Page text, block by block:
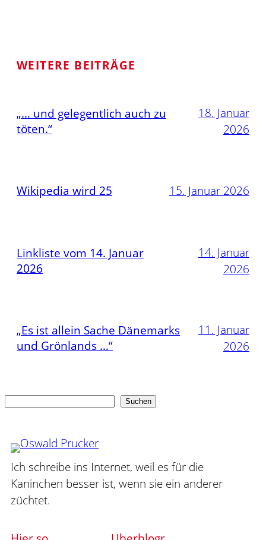
WEITERE BEITRÄGE
„… und gelegentlich auch zu
töten.“
18. Januar
2026
Wikipedia wird 25 15. Januar 2026
Linkliste vom 14. Januar
2026
14. Januar
2026
„Es ist allein Sache Dänemarks
und Grönlands …“
11. Januar
2026
Suchen
Ich schreibe ins Internet, weil es für die
Kaninchen besser ist, wenn sie ein anderer
züchtet.